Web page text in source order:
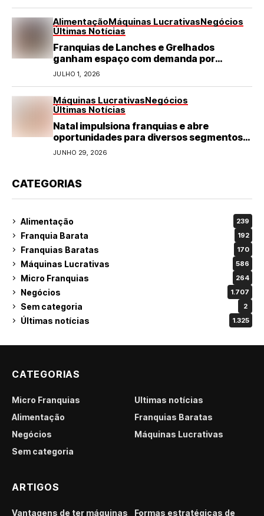
AlimentaçãoMáquinas LucrativasNegócios
Últimas Notícias
Franquias de Lanches e Grelhados
ganham espaço com demanda por
refeições rápidas e de qualidade
JULHO 1, 2026
Máquinas LucrativasNegócios
Últimas Notícias
Natal impulsiona franquias e abre
oportunidades para diversos segmentos
do varejo
JUNHO 29, 2026
CATEGORIAS
Alimentação 239
Franquia Barata 192
Franquias Baratas 170
Máquinas Lucrativas 586
Micro Franquias 264
Negócios 1.707
Sem categoria 2
Últimas notícias 1.325
CATEGORIAS
Micro Franquias
Últimas notícias
Alimentação
Franquias Baratas
Negócios
Máquinas Lucrativas
Sem categoria
ARTIGOS
Vantagens de ter máquinas Formas estratégicas de